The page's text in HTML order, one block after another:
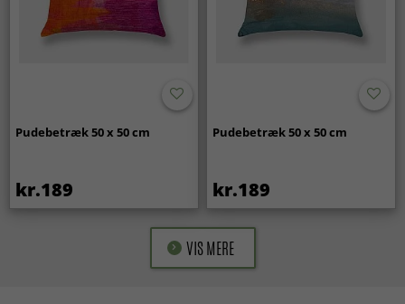
Pudebetræk 50 x 50 cm
kr.189
Pudebetræk 50 x 50 cm
kr.189
VIS MERE